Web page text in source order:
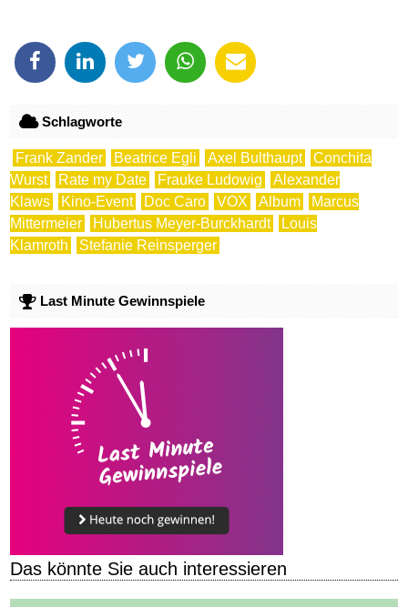
Schlagworte
Frank Zander Beatrice Egli Axel Bulthaupt
Conchita
Wurst
Rate my Date Frauke Ludowig
Alexander
Klaws
Kino-Event Doc Caro VOX Album
Marcus
Mittermeier
Hubertus Meyer-Burckhardt
Louis
Klamroth
Stefanie Reinsperger
Last Minute Gewinnspiele
Das könnte Sie auch interessieren